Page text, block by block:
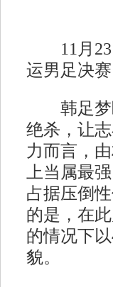
11月23
运男足决
韩足梦
绝杀，让
力而言，
上当属最
占据压倒
的是，在
的情况下
貌。